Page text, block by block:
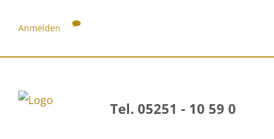
Anmelden
Tel. 05251 - 10 59 0